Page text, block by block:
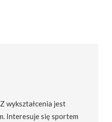
wykształcenia jest
Interesuje się sportem